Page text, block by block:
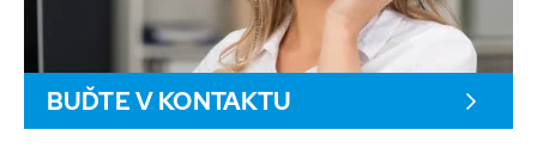
BUĎTE V KONTAKTU